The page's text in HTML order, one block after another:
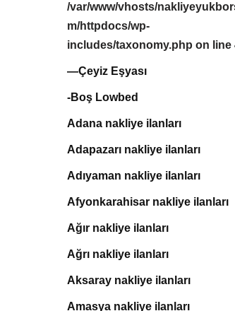
/var/www/vhosts/
m/httpdocs/wp-
includes/taxonomy.php on line
—Çeyiz Eşyası
-Boş Lowbed
Adana nakliye ilanları
Adapazarı nakliye ilanları
Adıyaman nakliye ilanları
Afyonkarahisar nakliye ilanları
Ağır nakliye ilanları
Ağrı nakliye ilanları
Aksaray nakliye ilanları
Amasya nakliye ilanları